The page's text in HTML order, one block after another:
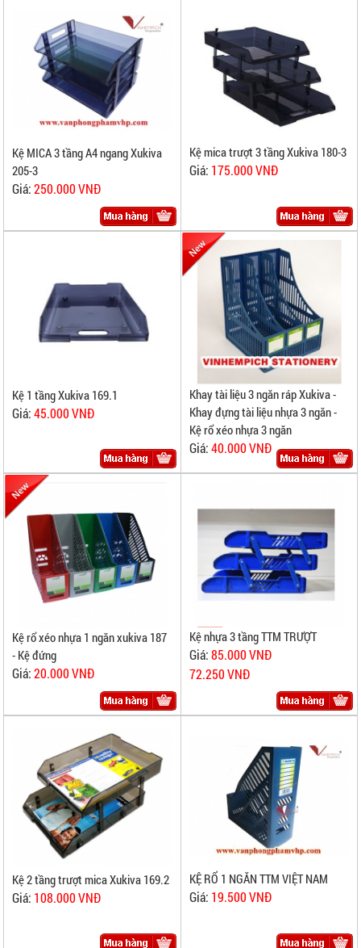
Kệ MICA 3 tầng A4 ngang Xukiva
205-3
Giá:250.000 VNĐ
Kệ mica trượt 3 tầng Xukiva 180-3
Giá: 175.000 VNĐ
Kệ 1 tầng Xukiva 169.1
Giá:45.000 VNĐ
Khay tài liệu 3 ngăn ráp Xukiva -
Khay đựng tài liệu nhựa 3 ngăn -
Kệ rổ xéo nhựa 3 ngăn
Giá:40.000 VNĐ
Kệ rổ xéo nhựa 1 ngăn xukiva 187
- Kệ đứng
Giá:20.000 VNĐ
Kệ nhựa 3 tầng TTM TRƯỢT
Giá:85.000 VNĐ
72.250 VNĐ
Kệ 2 tầng trượt mica Xukiva 169.2
Giá: 108.000 VNĐ
KỆ RỔ 1 NGĂN TTM VIỆT NAM
Giá: 19.500 VNĐ